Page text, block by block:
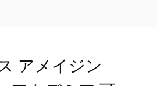
アメイジン